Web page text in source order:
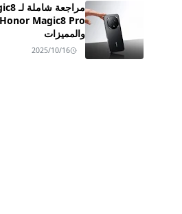
والمميزات
2025/10/16